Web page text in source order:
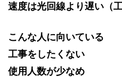
速度は光回線より遅い（
こんな人に向いている
工事をしたくない
使用人数が少なめ